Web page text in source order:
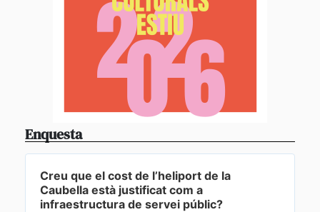
Enquesta
Creu que el cost de l’heliport de la
Caubella està justificat com a
infraestructura de servei públic?